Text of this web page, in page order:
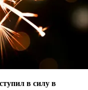
в силу в